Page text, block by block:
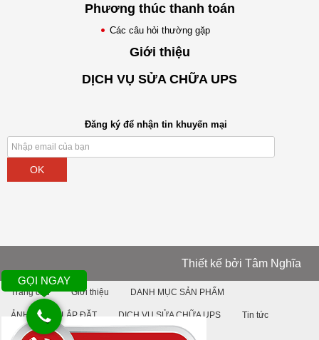
Phương thúc thanh toán
Các câu hỏi thường gặp
Giới thiệu
DỊCH VỤ SỬA CHỮA UPS
Đăng ký để nhận tin khuyến mại
OK
Thiết kế bởi Tâm Nghĩa
Trang chủ Giới thiệu DANH MỤC SẢN PHẨM
ẢNH DỰ ÁN LẮP ĐẶT DỊCH VỤ SỬA CHỮA UPS Tin tức
Liên hệ
GỌI NGAY